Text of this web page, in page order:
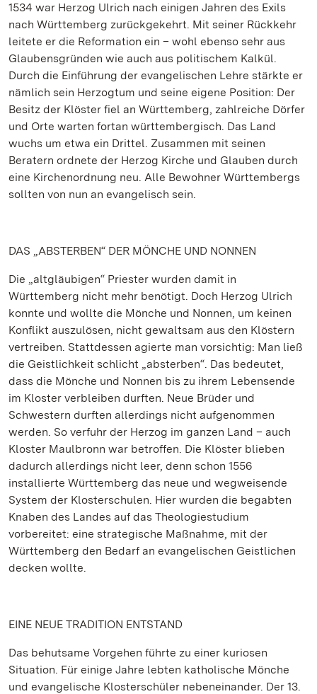
1534 war Herzog Ulrich nach einigen Jahren des Exils
nach Württemberg zurückgekehrt. Mit seiner Rückkehr
leitete er die Reformation ein – wohl ebenso sehr aus
Glaubensgründen wie auch aus politischem Kalkül.
Durch die Einführung der evangelischen Lehre stärkte er
nämlich sein Herzogtum und seine eigene Position: Der
Besitz der Klöster fiel an Württemberg, zahlreiche Dörfer
und Orte warten fortan württembergisch. Das Land
wuchs um etwa ein Drittel. Zusammen mit seinen
Beratern ordnete der Herzog Kirche und Glauben durch
eine Kirchenordnung neu. Alle Bewohner Württembergs
sollten von nun an evangelisch sein.
DAS „ABSTERBEN“ DER MÖNCHE UND NONNEN
Die „altgläubigen“ Priester wurden damit in
Württemberg nicht mehr benötigt. Doch Herzog Ulrich
konnte und wollte die Mönche und Nonnen, um keinen
Konflikt auszulösen, nicht gewaltsam aus den Klöstern
vertreiben. Stattdessen agierte man vorsichtig: Man ließ
die Geistlichkeit schlicht „absterben“. Das bedeutet,
dass die Mönche und Nonnen bis zu ihrem Lebensende
im Kloster verbleiben durften. Neue Brüder und
Schwestern durften allerdings nicht aufgenommen
werden. So verfuhr der Herzog im ganzen Land – auch
Kloster Maulbronn war betroffen. Die Klöster blieben
dadurch allerdings nicht leer, denn schon 1556
installierte Württemberg das neue und wegweisende
System der Klosterschulen. Hier wurden die begabten
Knaben des Landes auf das Theologiestudium
vorbereitet: eine strategische Maßnahme, mit der
Württemberg den Bedarf an evangelischen Geistlichen
decken wollte.
EINE NEUE TRADITION ENTSTAND
Das behutsame Vorgehen führte zu einer kuriosen
Situation. Für einige Jahre lebten katholische Mönche
und evangelische Klosterschüler nebeneinander. Der 13.